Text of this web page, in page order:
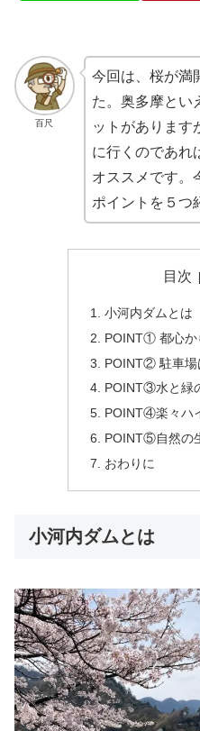
百尺
今回は、桜が満
た。奥多摩とい
ットがあります
に行くのであれ
オススメです。
ポイントを５つ
目次
小河内ダムとは
POINT① 都心か
POINT② 駐車場
POINT③水と緑
POINT④楽々ハ
POINT⑤自然の
おわりに
小河内ダムとは